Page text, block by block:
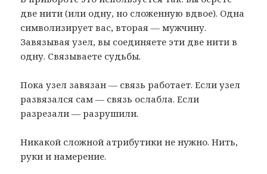
две нити (или одну, но сложенную вдвое). Одна
символизирует вас, вторая — мужчину.
Завязывая узел, вы соединяете эти две нити в
одну. Связываете судьбы.
Пока узел завязан — связь работает. Если узел
развязался сам — связь ослабла. Если
разрезали — разрушили.
Никакой сложной атрибутики не нужно. Нить,
руки и намерение.